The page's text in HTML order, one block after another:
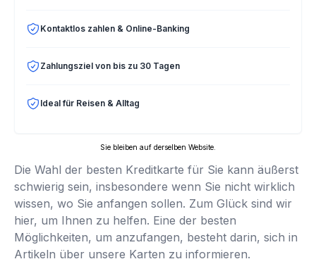
Kontaktlos zahlen & Online-Banking
Zahlungsziel von bis zu 30 Tagen
Ideal für Reisen & Alltag
Sie bleiben auf derselben Website.
Die Wahl der besten Kreditkarte für Sie kann äußerst
schwierig sein, insbesondere wenn Sie nicht wirklich
wissen, wo Sie anfangen sollen. Zum Glück sind wir
hier, um Ihnen zu helfen. Eine der besten
Möglichkeiten, um anzufangen, besteht darin, sich in
Artikeln über unsere Karten zu informieren.